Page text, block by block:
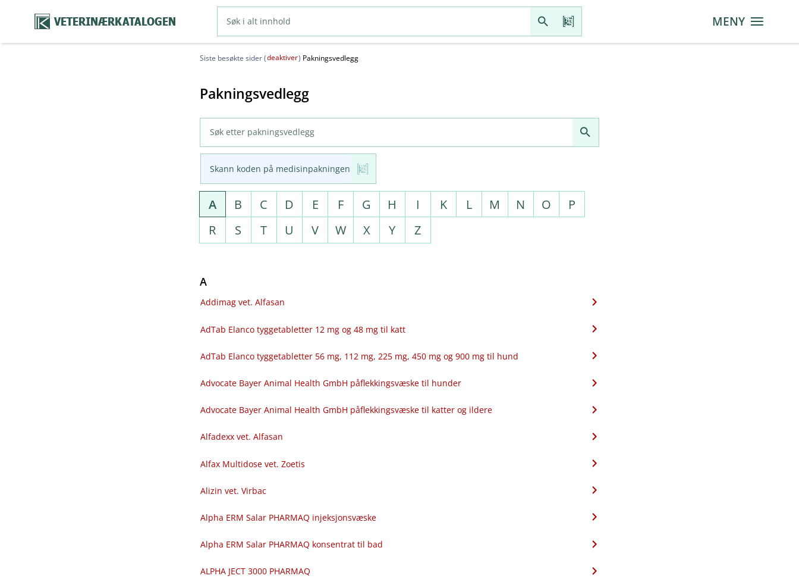
VETERINÆRKATALOGEN MENY
Siste besøkte sider (deaktiver) Pakningsvedlegg
Pakningsvedlegg
Skann koden på medisinpakningen
A B C D E F G H I K L M N O
P
R
S T U V W X Y Z
A
Addimag vet. Alfasan
AdTab Elanco tyggetabletter 12 mg og 48 mg til katt
AdTab Elanco tyggetabletter 56 mg, 112 mg, 225 mg, 450 mg og 900 mg til hund
Advocate Bayer Animal Health GmbH påflekkingsvæske til hunder
Advocate Bayer Animal Health GmbH påflekkingsvæske til katter og ildere
Alfadexx vet. Alfasan
Alfax Multidose vet. Zoetis
Alizin vet. Virbac
Alpha ERM Salar PHARMAQ injeksjonsvæske
Alpha ERM Salar PHARMAQ konsentrat til bad
ALPHA JECT 3000 PHARMAQ